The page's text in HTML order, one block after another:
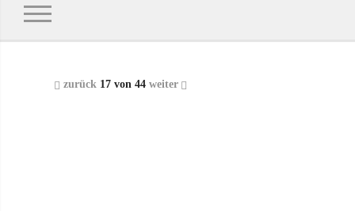
zurück17 von 44 weiter